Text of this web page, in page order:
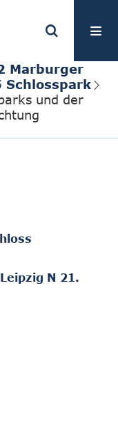
Marburger
Schlosspark
und der
N 21.